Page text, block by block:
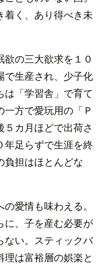
着く、あり得べき未
の三大欲求を１０
で生産され、少子化
「学習舎」で育て
方で愛玩用の「Ｐ
５カ月ほどで出荷さ
年足らずで生涯を終
負担はほとんどな
愛情も味わえる。
に、子を産む必要が
ない。スティックバ
は富裕層の娯楽と